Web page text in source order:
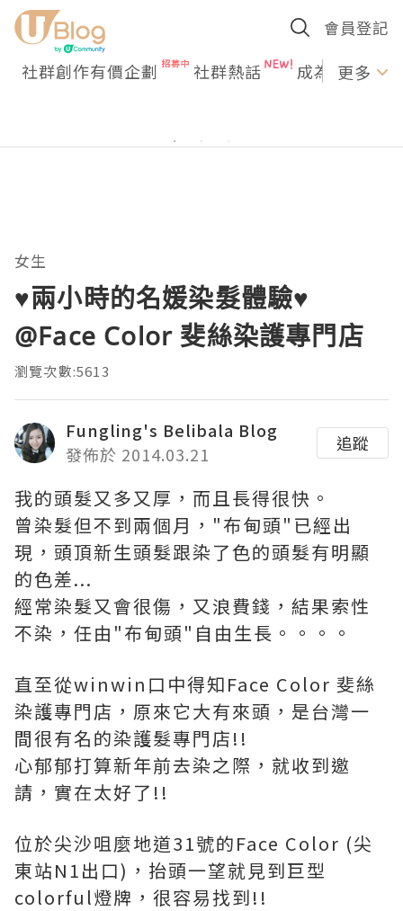
會員登記
社群創作有價企劃 社群熱話 成為U更多
女生
♥兩小時的名媛染髮體驗♥
@Face Color 斐絲染護專門店
瀏覽次數:5613
Fungling's Belibala Blog
發佈於 2014.03.21
追蹤
我的頭髮又多又厚，而且長得很快。
曾染髮但不到兩個月，"布甸頭"已經出
現，頭頂新生頭髮跟染了色的頭髮有明顯
的色差...
經常染髮又會很傷，又浪費錢，結果索性
不染， 任由 "布甸頭"自由生長。。。。
直至從winwin口中得知Face Color 斐絲
染護專門店，原來它大有來頭，是台灣一
間很有名的染護髮專門店!!
心郁郁打算新年前去染之際，就收到邀
請，實在太好了!!
位於尖沙咀麼地道31號的Face Color (尖
東站N1出口)，抬頭一望就見到巨型
colorful燈牌，很容易找到!!